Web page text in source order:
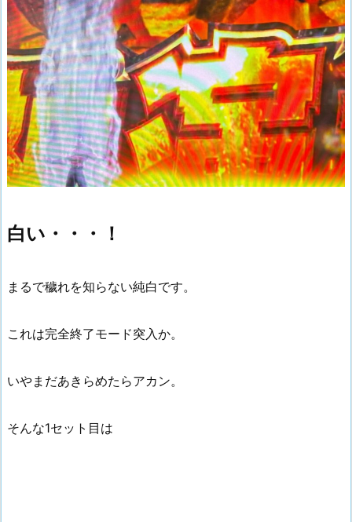
白い・・・！
まるで穢れを知らない純白です。
これは完全終了モード突入か。
いやまだあきらめたらアカン。
そんな1セット目は